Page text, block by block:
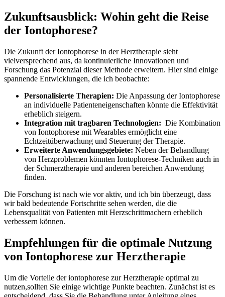
Zukunftsausblick: Wohin geht die Reise
der Iontophorese?
Die Zukunft der Iontophorese in der Herztherapie ⁢sieht
vielversprechend aus, da kontinuierliche Innovationen und
Forschung das Potenzial dieser Methode erweitern. Hier sind einige
spannende​ Entwicklungen, die ich beobachte:
Personalisierte Therapien: Die Anpassung der Iontophorese
an individuelle Patienteneigenschaften könnte die Effektivität
erheblich steigern.
Integration mit tragbaren Technologien: ​ Die Kombination
von Iontophorese mit Wearables ermöglicht ‌eine
Echtzeitüberwachung und Steuerung der Therapie.
Erweiterte Anwendungsgebiete: Neben der ⁢Behandlung
von Herzproblemen könnten Iontophorese-Techniken auch in
der Schmerztherapie und anderen bereichen Anwendung
finden.
Die Forschung ist nach wie ⁢vor aktiv, und ich bin überzeugt, dass
wir bald bedeutende⁣ Fortschritte sehen werden,‌ die die​
Lebensqualität von Patienten mit Herzschrittmachern erheblich
verbessern können.
Empfehlungen ‍für die optimale Nutzung
von Iontophorese zur Herztherapie
Um die Vorteile‍ der iontophorese zur Herztherapie optimal zu
nutzen,sollten Sie⁢ einige wichtige Punkte beachten. Zunächst ist es